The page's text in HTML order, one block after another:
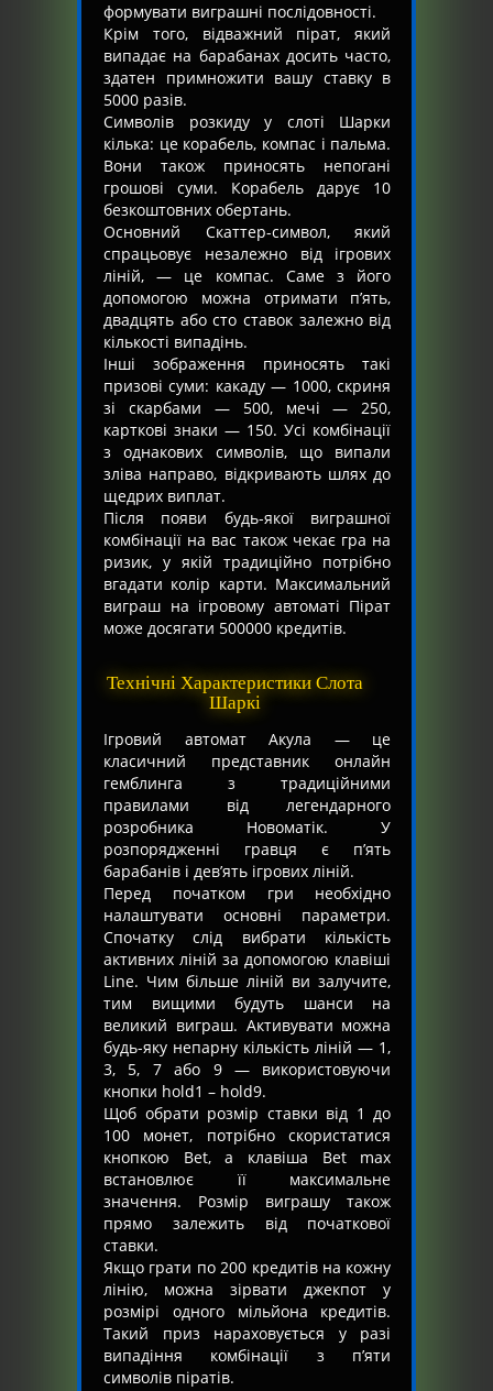
формувати виграшні послідовності.
Крім того, відважний пірат, який
випадає на барабанах досить часто,
здатен примножити вашу ставку в
5000 разів.
Символів розкиду у слоті Шарки
кілька: це корабель, компас і пальма.
Вони також приносять непогані
грошові суми. Корабель дарує 10
безкоштовних обертань.
Основний Скаттер-символ, який
спрацьовує незалежно від ігрових
ліній, — це компас. Саме з його
допомогою можна отримати п’ять,
двадцять або сто ставок залежно від
кількості випадінь.
Інші зображення приносять такі
призові суми: какаду — 1000, скриня
зі скарбами — 500, мечі — 250,
карткові знаки — 150. Усі комбінації
з однакових символів, що випали
зліва направо, відкривають шлях до
щедрих виплат.
Після появи будь-якої виграшної
комбінації на вас також чекає гра на
ризик, у якій традиційно потрібно
вгадати колір карти. Максимальний
виграш на ігровому автоматі Пірат
може досягати 500000 кредитів.
Технічні Характеристики Слота
Шаркі
Ігровий автомат Акула — це
класичний представник онлайн
гемблинга з традиційними
правилами від легендарного
розробника Новоматік. У
розпорядженні гравця є п’ять
барабанів і дев’ять ігрових ліній.
Перед початком гри необхідно
налаштувати основні параметри.
Спочатку слід вибрати кількість
активних ліній за допомогою клавіші
Line. Чим більше ліній ви залучите,
тим вищими будуть шанси на
великий виграш. Активувати можна
будь-яку непарну кількість ліній — 1,
3, 5, 7 або 9 — використовуючи
кнопки hold1 – hold9.
Щоб обрати розмір ставки від 1 до
100 монет, потрібно скористатися
кнопкою Bet, а клавіша Bet max
встановлює її максимальне
значення. Розмір виграшу також
прямо залежить від початкової
ставки.
Якщо грати по 200 кредитів на кожну
лінію, можна зірвати джекпот у
розмірі одного мільйона кредитів.
Такий приз нараховується у разі
випадіння комбінації з п’яти
символів піратів.